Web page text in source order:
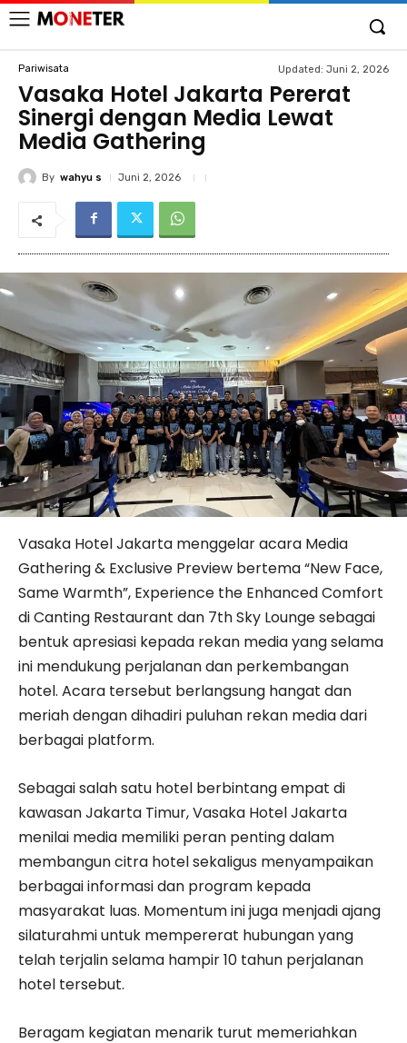
Pariwisata Updated: Juni 2, 2026
Vasaka Hotel Jakarta Pererat
Sinergi dengan Media Lewat
Media Gathering
By wahyu s Juni 2, 2026
Vasaka Hotel Jakarta menggelar acara Media
Gathering & Exclusive Preview bertema “New Face,
Same Warmth”, Experience the Enhanced Comfort
di Canting Restaurant dan 7th Sky Lounge sebagai
bentuk apresiasi kepada rekan media yang selama
ini mendukung perjalanan dan perkembangan
hotel. Acara tersebut berlangsung hangat dan
meriah dengan dihadiri puluhan rekan media dari
berbagai platform.
Sebagai salah satu hotel berbintang empat di
kawasan Jakarta Timur, Vasaka Hotel Jakarta
menilai media memiliki peran penting dalam
membangun citra hotel sekaligus menyampaikan
berbagai informasi dan program kepada
masyarakat luas. Momentum ini juga menjadi ajang
silaturahmi untuk mempererat hubungan yang
telah terjalin selama hampir 10 tahun perjalanan
hotel tersebut.
Beragam kegiatan menarik turut memeriahkan